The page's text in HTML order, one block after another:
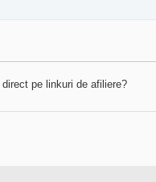
direct pe linkuri de afiliere?